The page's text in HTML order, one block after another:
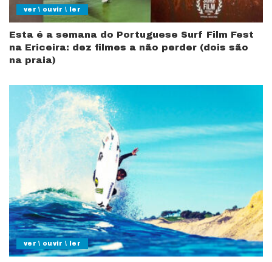
ver \ ouvir \ ler
Esta é a semana do Portuguese Surf Film Fest
na Ericeira: dez filmes a não perder (dois são
na praia)
ver \ ouvir \ ler